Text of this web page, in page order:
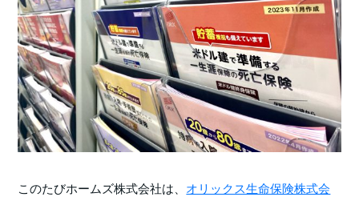
このたびホームズ株式会社は、 オリックス生命保険株式会